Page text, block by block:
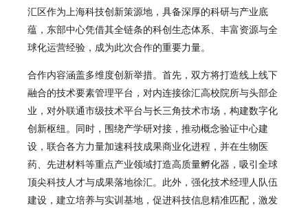
汇区作为上海科技创新策源地，具备深厚的科研与产业底
蕴，东部中心凭借其全链条的科创生态体系、丰富资源与全
球化运营经验，成为此次合作的重要力量。
合作内容涵盖多维度创新举措。首先，双方将打造线上线下
融合的技术要素管理平台，对内连接徐汇高校院所与头部企
业，对外联通市级技术平台与长三角技术市场，构建数字化
创新枢纽。同时，围绕产学研对接，推动概念验证中心建
设，联合各方力量加速科技成果商业化进程，并在生物医
药、先进材料等重点产业领域打造高质量孵化器，吸引全球
顶尖科技人才与成果落地徐汇。此外，强化技术经理人 队伍
建设，建立培养与实训基地，促进科技信息精准匹配，激发